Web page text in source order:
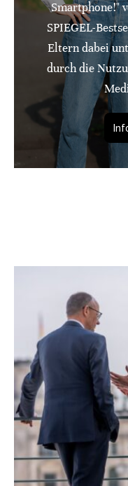
Smartphone!"
SPIEGEL-
Eltern dabei
durch die